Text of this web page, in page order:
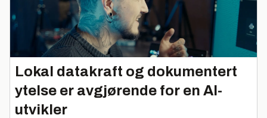
Lokal datakraft og dokumentert
ytelse er avgjørende for en AI-
utvikler